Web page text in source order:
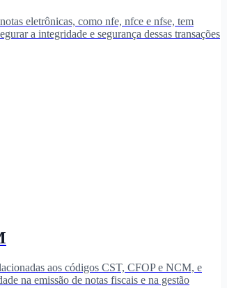
eletrônicas, como nfe, nfce e nfse, tem
a integridade e segurança dessas transações
aos códigos CST, CFOP e NCM, e
na emissão de notas fiscais e na gestão